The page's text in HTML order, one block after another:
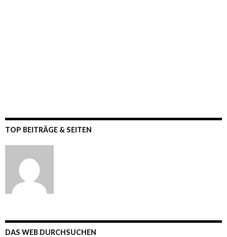
TOP BEITRÄGE & SEITEN
DAS WEB DURCHSUCHEN